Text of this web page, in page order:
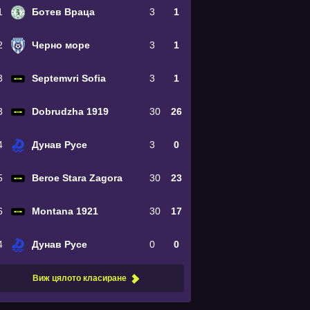
Ботев Враца 3 1
Черно море 3 1
Septemvri Sofia 3 1
Dobrudzha 1919 30 26
Дунав Русе 3 0
Beroe Stara Zagora 30 23
Montana 1921 30 17
Дунав Русе 0 0
Виж цялото класиране